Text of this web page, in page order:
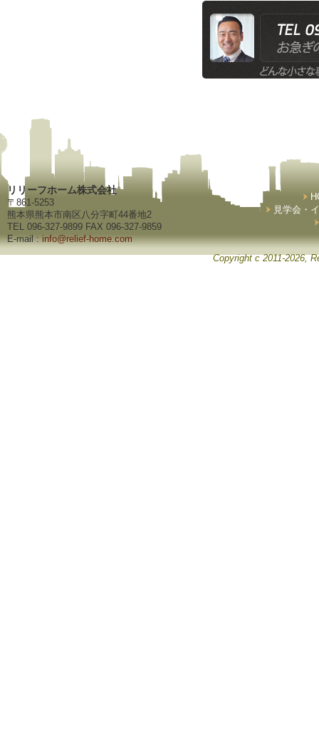
リリーフホーム株式会社
〒861-5253
熊本県熊本市南区八分字町44番地2
TEL 096-327-9899 FAX 096-327-9859
E-mail :info@relief-home.com
見学会・
Copyright c 2011-2026,